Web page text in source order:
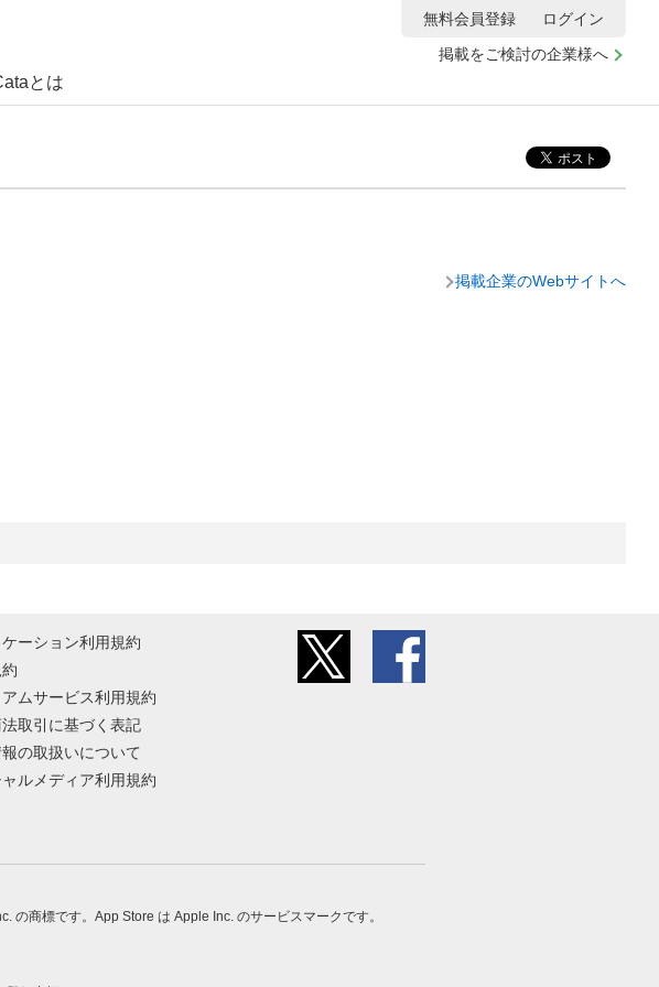
とは
掲載をご検討の企業様へ
無料会員登録 ログイン
掲載企業のWebサイトへ
ーション利用規約
ムサービス利用規約
取引に基づく表記
の取扱いについて
ャルメディア利用規約
商標です。App Store は Apple Inc. のサービスマークです。